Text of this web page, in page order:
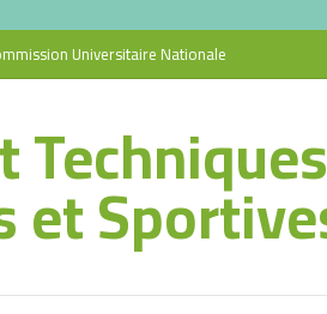
Universitaire Nationale
et